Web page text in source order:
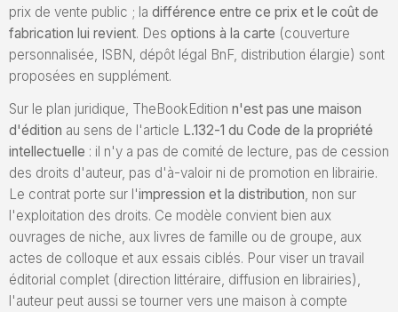
prix de vente public ; la différence entre ce prix et le coût de
fabrication lui revient. Des options à la carte (couverture
personnalisée, ISBN, dépôt légal BnF, distribution élargie) sont
proposées en supplément.
Sur le plan juridique, TheBookEdition n'est pas une maison
d'édition au sens de l'article L.132-1 du Code de la propriété
intellectuelle : il n'y a pas de comité de lecture, pas de cession
des droits d'auteur, pas d'à-valoir ni de promotion en librairie.
Le contrat porte sur l'impression et la distribution , non sur
l'exploitation des droits. Ce modèle convient bien aux
ouvrages de niche, aux livres de famille ou de groupe, aux
actes de colloque et aux essais ciblés. Pour viser un travail
éditorial complet (direction littéraire, diffusion en librairies),
l'auteur peut aussi se tourner vers une maison à compte